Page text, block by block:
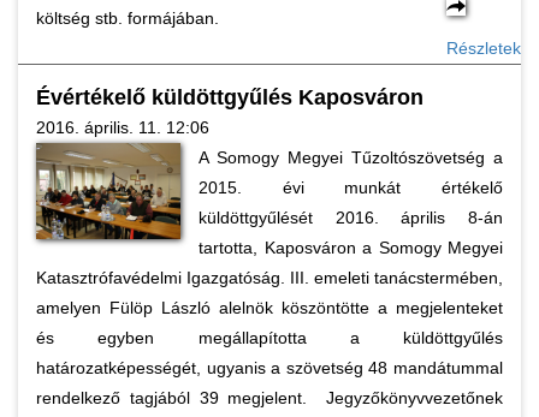
költség stb. formájában.
Részletek
Évértékelő küldöttgyűlés Kaposváron
2016. április. 11. 12:06
A Somogy Megyei Tűzoltószövetség a
2015. évi munkát értékelő
küldöttgyűlését 2016. április 8-án
tartotta, Kaposváron a Somogy Megyei
Katasztrófavédelmi Igazgatóság. III. emeleti tanácstermében,
amelyen Fülöp László alelnök köszöntötte a megjelenteket
és egyben megállapította a küldöttgyűlés
határozatképességét, ugyanis a szövetség 48 mandátummal
rendelkező tagjából 39 megjelent. Jegyzőkönyvvezetőnek